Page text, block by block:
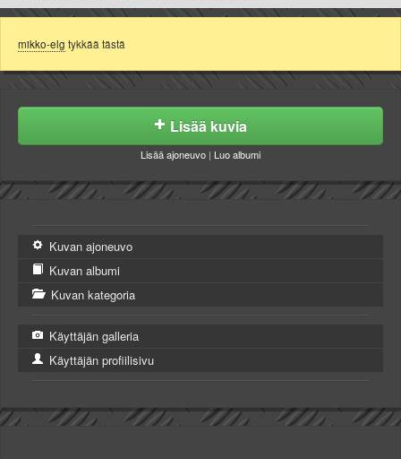
mikko-elg tykkää tästä
Lisää kuvia
Lisää ajoneuvo | Luo albumi
Kuvan ajoneuvo
Kuvan albumi
Kuvan kategoria
Käyttäjän galleria
Käyttäjän profiilisivu